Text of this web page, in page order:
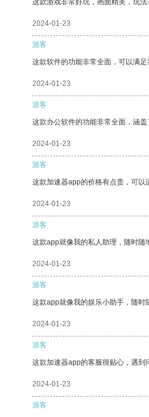
这款游戏非常好玩，画面精美，玩法
2024-01-23
游客
这款软件的功能非常全面，可以满足
2024-01-23
游客
这款办公软件的功能非常全面，涵
2024-01-23
游客
这款加速器app的价格有点贵，可以
2024-01-23
游客
这款app就像我的私人助理，随时随
2024-01-23
游客
这款app就像我的娱乐小助手，随时
2024-01-23
游客
这款加速器app的客服很贴心，遇到
2024-01-23
游客